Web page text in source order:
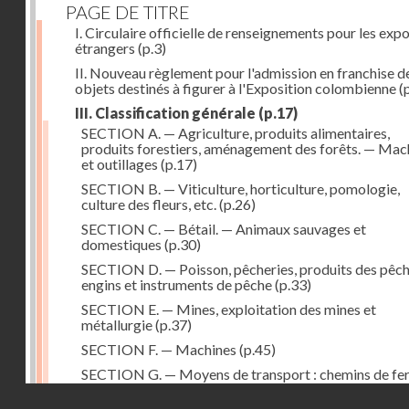
PAGE DE TITRE
I. Circulaire officielle de renseignements pour les
étrangers (p.3)
II. Nouveau règlement pour l'admission en franchise
objets destinés à figurer à l'Exposition colombienne
III. Classification générale (p.17)
SECTION A. — Agriculture, produits alimentaires,
produits forestiers, aménagement des forêts. —
et outillages (p.17)
SECTION B. — Viticulture, horticulture, pomologie,
culture des fleurs, etc. (p.26)
SECTION C. — Bétail. — Animaux sauvages et
domestiques (p.30)
SECTION D. — Poisson, pêcheries, produits des
engins et instruments de pêche(p.33)
SECTION E. — Mines, exploitation des mines et
métallurgie(p.37)
SECTION F. — Machines (p.45)
SECTION G. — Moyens de transport : chemins de
navires, véhicules divers(p.52)